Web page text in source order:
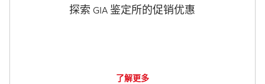
探索 GIA 鉴定所的促销优惠
了解更多